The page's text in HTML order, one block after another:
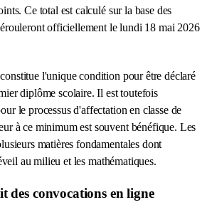
Ce total est calculé sur la base des
officiellement le lundi 18 mai 2026
l'unique condition pour être déclaré
diplôme scolaire. Il est toutefois
le processus d'affectation en classe de
à ce minimum est souvent bénéfique. Les
matières fondamentales dont
au milieu et les mathématiques.
des convocations en ligne